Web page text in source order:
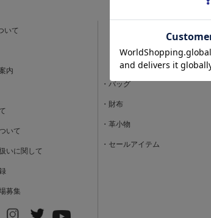
いて
内
いて
いに関して
募集
・バッグ
・財布
・革小物
・セールアイテム